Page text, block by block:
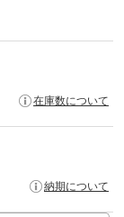
在庫数について
納期について